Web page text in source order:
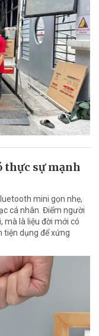
thực sự mạnh
mini gọn nhẹ,
cá nhân. Điểm người
mà là liệu đời mới có
tiện dụng để xứng